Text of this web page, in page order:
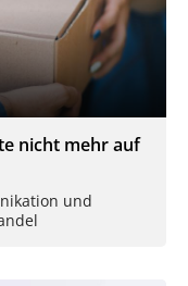
nicht mehr auf
und